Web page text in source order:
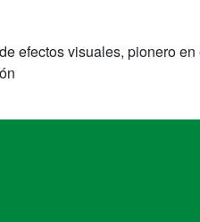
efectos visuales, pionero